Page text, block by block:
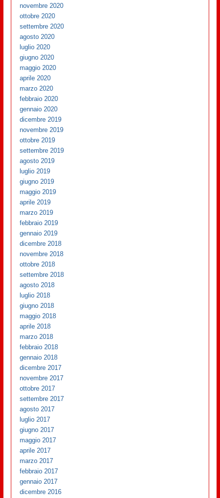
novembre 2020
ottobre 2020
settembre 2020
agosto 2020
luglio 2020
giugno 2020
maggio 2020
aprile 2020
marzo 2020
febbraio 2020
gennaio 2020
dicembre 2019
novembre 2019
ottobre 2019
settembre 2019
agosto 2019
luglio 2019
giugno 2019
maggio 2019
aprile 2019
marzo 2019
febbraio 2019
gennaio 2019
dicembre 2018
novembre 2018
ottobre 2018
settembre 2018
agosto 2018
luglio 2018
giugno 2018
maggio 2018
aprile 2018
marzo 2018
febbraio 2018
gennaio 2018
dicembre 2017
novembre 2017
ottobre 2017
settembre 2017
agosto 2017
luglio 2017
giugno 2017
maggio 2017
aprile 2017
marzo 2017
febbraio 2017
gennaio 2017
dicembre 2016